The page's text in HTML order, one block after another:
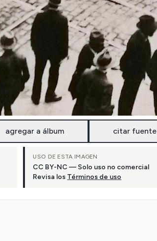
agregar a álbum citar fuente
USO DE ESTA IMAGEN
CC BY-NC — Solo uso no comercial
Revisa los Términos de uso